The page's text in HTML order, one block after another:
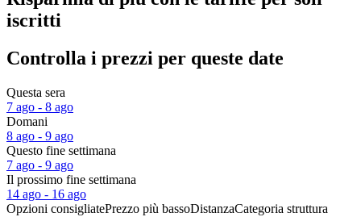
iscritti
Controlla i prezzi per queste date
Questa sera
7 ago - 8 ago
Domani
8 ago - 9 ago
Questo fine settimana
7 ago - 9 ago
Il prossimo fine settimana
14 ago - 16 ago
Opzioni consigliatePrezzo più bassoDistanzaCategoria struttura